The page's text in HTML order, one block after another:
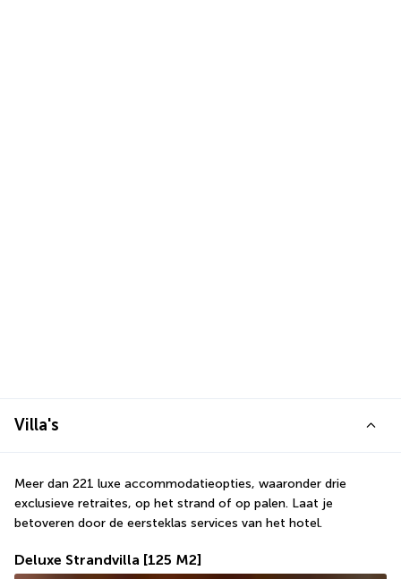
Villa's
Meer dan 221 luxe accommodatieopties, waaronder drie
exclusieve retraites, op het strand of op palen. Laat je
betoveren door de eersteklas services van het hotel.
Deluxe Strandvilla [125 M2]